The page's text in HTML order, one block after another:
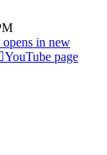
opens in new
YouTube page